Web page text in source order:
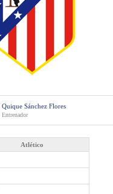
Quique Sánchez Flores
Entrenador
Atlético